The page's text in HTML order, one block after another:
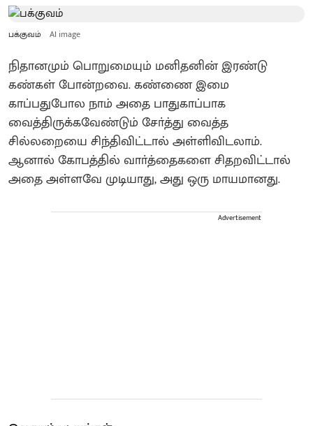
பக்குவம் AI image
நிதானமும் பொறுமையும் மனிதனின் இரண்டு
கண்கள் போன்றவை. கண்ணை இமை
காப்பதுபோல நாம் அதை பாதுகாப்பாக
வைத்திருக்கவேண்டும் சோ்த்து வைத்த
சில்லறையை சிந்திவிட்டால் அள்ளிவிடலாம்.
ஆனால் கோபத்தில் வாா்த்தைகளை சிதறவிட்டால்
அதை அள்ளவே முடியாது, அது ஒரு மாயமானது.
Advertisement